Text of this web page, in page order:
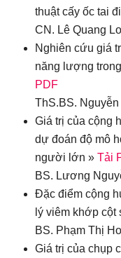
thuật cấy ốc tai
CN. Lê Quang
Nghiên cứu giá
năng lượng
PDF
ThS.BS.
Giá trị của cộng
dự đoán độ mô
người lớn » Tải
BS. Lương
Đặc điểm cộng
lý viêm khớp cột
BS. Phạm Thị
Giá trị của chụp